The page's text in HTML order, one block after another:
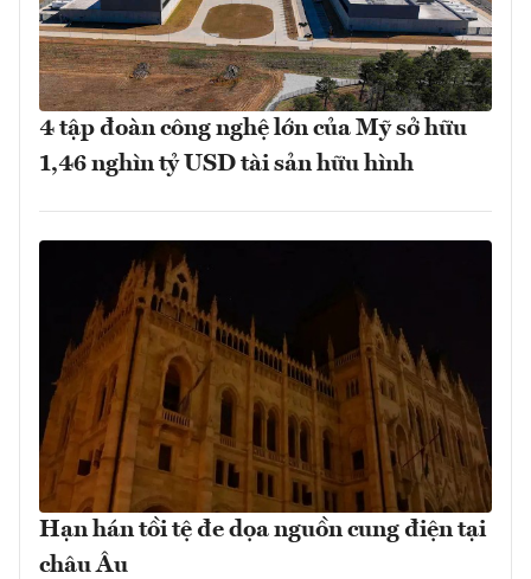
4 tập đoàn công nghệ lớn của Mỹ sở hữu
1,46 nghìn tỷ USD tài sản hữu hình
Hạn hán tồi tệ đe dọa nguồn cung điện tại
châu Âu